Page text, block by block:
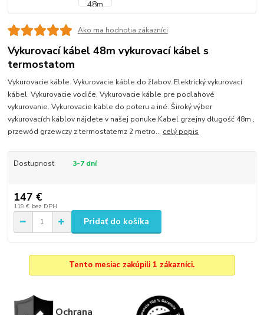
Ako ma hodnotia zákazníci
Vykurovací kábel 48m vykurovací kábel s
termostatom
Vykurovacie káble. Vykurovacie káble do žľabov. Elektrický vykurovací
kábel. Vykurovacie vodiče. Vykurovacie káble pre podlahové
vykurovanie. Vykurovacie kable do poteru a iné. Široký výber
vykurovacích káblov nájdete v našej ponuke.Kabel grzejny długość 48m ,
przewód grzewczy z termostatemz 2 metro... celý popis
Dostupnosť 3-7 dní
147 €
119 € bez DPH
Pridať do košíka
Tento mesiac zakúpili 1 zákazníci.
Ochrana